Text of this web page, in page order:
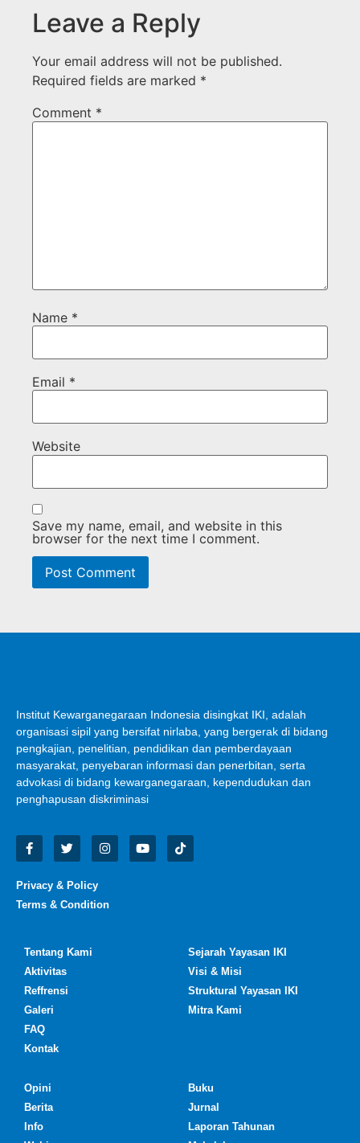
Leave a Reply
Your email address will not be published.
Required fields are marked *
Comment *
Name *
Email *
Website
Save my name, email, and website in this
browser for the next time I comment.
Institut Kewarganegaraan Indonesia disingkat IKI, adalah
organisasi sipil yang bersifat nirlaba, yang bergerak di bidang
pengkajian, penelitian, pendidikan dan pemberdayaan
masyarakat, penyebaran informasi dan penerbitan, serta
advokasi di bidang kewarganegaraan, kependudukan dan
penghapusan diskriminasi
Privacy & Policy
Terms & Condition
Tentang Kami
Aktivitas
Reffrensi
Galeri
FAQ
Kontak
Sejarah Yayasan IKI
Visi & Misi
Struktural Yayasan IKI
Mitra Kami
Opini
Berita
Info
Buku
Jurnal
Laporan Tahunan